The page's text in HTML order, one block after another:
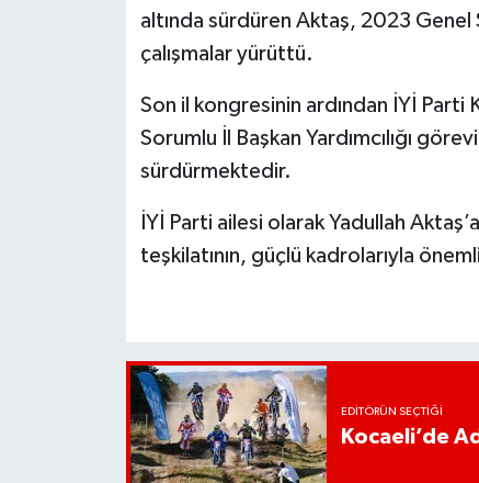
altında sürdüren Aktaş, 2023 Genel
çalışmalar yürüttü.
Son il kongresinin ardından İYİ Parti
Sorumlu İl Başkan Yardımcılığı
sürdürmektedir.
İYİ Parti ailesi olarak Yadullah
teşkilatının, güçlü kadrolarıyla
EDITÖRÜN SEÇTIĞI
Kocaeli’de